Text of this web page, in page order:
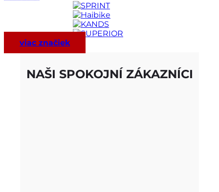
viac značiek
NAŠI SPOKOJNÍ ZÁKAZNÍCI